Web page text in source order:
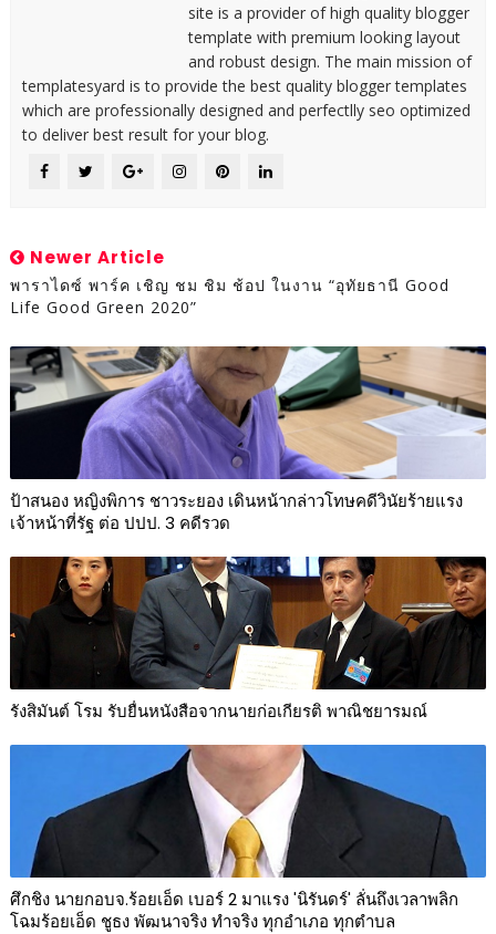
site is a provider of high quality blogger
template with premium looking layout
and robust design. The main mission of
templatesyard is to provide the best quality blogger templates
which are professionally designed and perfectlly seo optimized
to deliver best result for your blog.
Newer Article
พาราไดซ์ พาร์ค เชิญ ชม ชิม ช้อป ในงาน “อุทัยธานี Good
Life Good Green 2020”
ป้าสนอง หญิงพิการ ชาวระยอง เดินหน้ากล่าวโทษคดีวินัยร้ายแรง
เจ้าหน้าที่รัฐ ต่อ ปปป. 3 คดีรวด
รังสิมันต์ โรม รับยื่นหนังสือจากนายก่อเกียรติ พาณิชยารมณ์
ศึกชิง นายกอบจ.ร้อยเอ็ด เบอร์ 2 มาแรง 'นิรันดร์' ลั่นถึงเวลาพลิก
โฉมร้อยเอ็ด ชูธง พัฒนาจริง ทำจริง ทุกอำเภอ ทุกตำบล